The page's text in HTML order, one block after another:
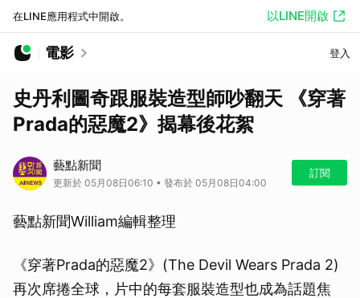
在LINE應用程式中開啟。 以LINE開啟
電影 登入
史丹利圖奇跟服裝造型師吵翻天 《穿著
Prada的惡魔2》揭幕後花絮
藝點新聞
更新於 05月08日06:10 • 發布於 05月08日04:00
訂閱
藝點新聞William編輯整理
《穿著Prada的惡魔2》(The Devil Wears Prada 2)
再次席捲全球，片中的每套服裝造型也成為話題焦